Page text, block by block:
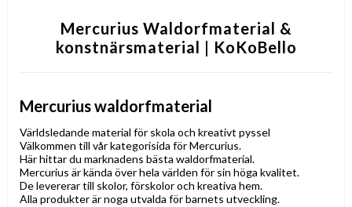
Mercurius Waldorfmaterial &
konstnärsmaterial | KoKoBello
Mercurius waldorfmaterial
Världsledande material för skola och kreativt pyssel
Välkommen till vår kategorisida för Mercurius.
Här hittar du marknadens bästa waldorfmaterial.
Mercurius är kända över hela världen för sin höga kvalitet.
De levererar till skolor, förskolor och kreativa hem.
Alla produkter är noga utvalda för barnets utveckling.